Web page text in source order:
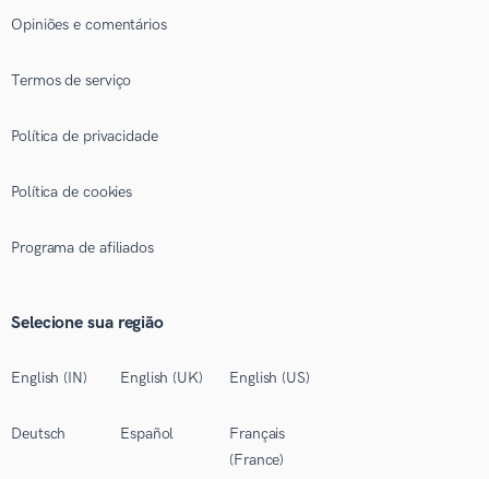
Opiniões e comentários
Termos de serviço
Política de privacidade
Política de cookies
Programa de afiliados
Selecione sua região
English (IN) English (UK) English (US)
Deutsch Español
Français
(France)